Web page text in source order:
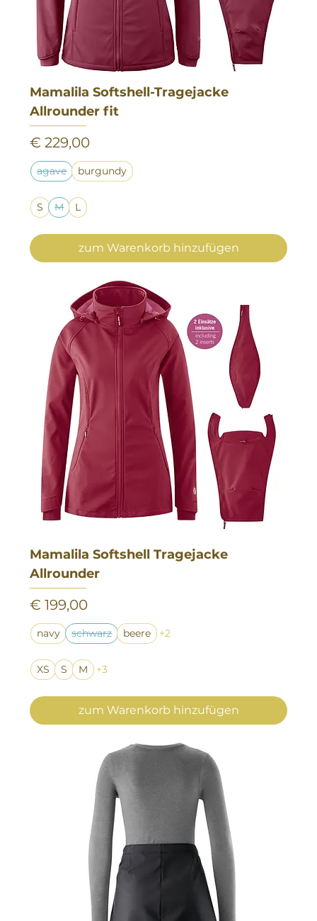
Mamalila Softshell-Tragejacke
Allrounder fit
Preis
€ 229,00
agave burgundy
S M L
zum Warenkorb hinzufügen
Mamalila Softshell Tragejacke
Allrounder
Preis
€ 199,00
navy schwarz beere +2
XS S M +3
zum Warenkorb hinzufügen